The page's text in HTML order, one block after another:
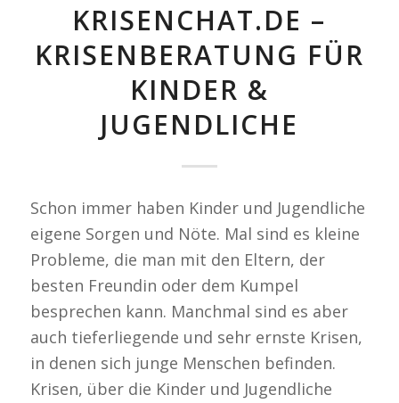
KRISENCHAT.DE –
KRISENBERATUNG FÜR
KINDER &
JUGENDLICHE
Schon immer haben Kinder und Jugendliche
eigene Sorgen und Nöte. Mal sind es kleine
Probleme, die man mit den Eltern, der
besten Freundin oder dem Kumpel
besprechen kann. Manchmal sind es aber
auch tieferliegende und sehr ernste Krisen,
in denen sich junge Menschen befinden.
Krisen, über die Kinder und Jugendliche